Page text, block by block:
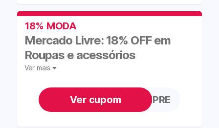
18% MODA
Mercado Livre: 18% OFF em
Roupas e acessórios
Ver mais
MODASEMPRE